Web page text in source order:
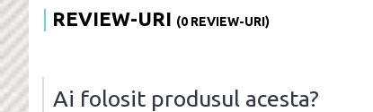
REVIEW-URI (0 REVIEW-URI)
Ai folosit produsul acesta?